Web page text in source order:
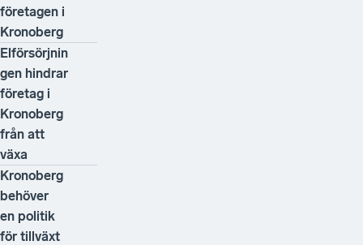
företagen i
Kronoberg
Elförsörjnin
gen hindrar
företag i
Kronoberg
från att
växa
Kronoberg
behöver
en politik
för tillväxt